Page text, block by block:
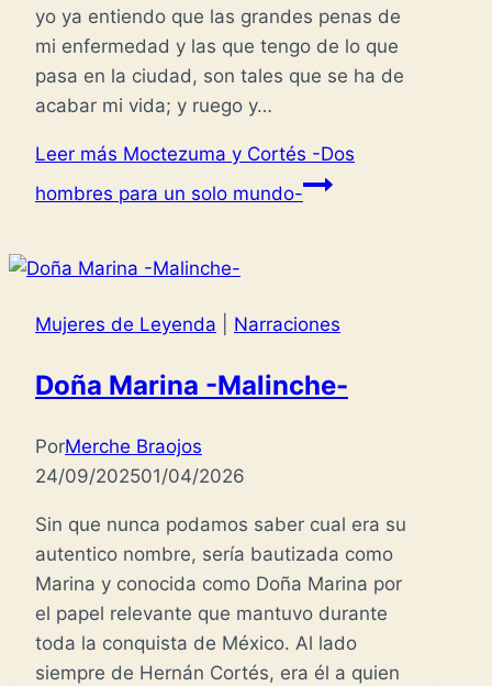
yo ya entiendo que las grandes penas de
mi enfermedad y las que tengo de lo que
pasa en la ciudad, son tales que se ha de
acabar mi vida; y ruego y…
Leer más Moctezuma y Cortés -Dos
hombres para un solo mundo-
Mujeres de Leyenda Narraciones
Doña Marina -Malinche-
PorMerche Braojos
24/09/202501/04/2026
Sin que nunca podamos saber cual era su
autentico nombre, sería bautizada como
Marina y conocida como Doña Marina por
el papel relevante que mantuvo durante
toda la conquista de México. Al lado
siempre de Hernán Cortés, era él a quien